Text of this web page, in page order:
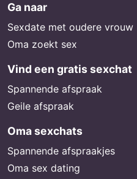
Ga naar
Sexdate met oudere vrouw
Oma zoekt sex
Vind een gratis sexchat
Spannende afspraak
Geile afspraak
Oma sexchats
Spannende afspraakjes
Oma sex dating